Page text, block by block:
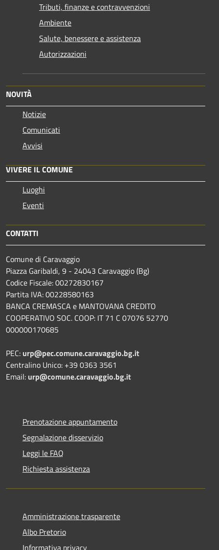
Tributi, finanze e contravvenzioni
Ambiente
Salute, benessere e assistenza
Autorizzazioni
NOVITÀ
Notizie
Comunicati
Avvisi
VIVERE IL COMUNE
Luoghi
Eventi
CONTATTI
Comune di Caravaggio
Piazza Garibaldi, 9 - 24043 Caravaggio (Bg)
Codice Fiscale: 00272830167
Partita IVA: 00228580163
BANCA CREMASCA e MANTOVANA CREDITO
COOPERATIVO SOC. COOP: IT 71 C 07076 52770
000000170685
PEC: urp@pec.comune.caravaggio.bg.it
Centralino Unico: +39 0363 3561
Email: urp@comune.caravaggio.bg.it
Prenotazione appuntamento
Segnalazione disservizio
Leggi le FAQ
Richiesta assistenza
Amministrazione trasparente
Albo Pretorio
Informativa privacy